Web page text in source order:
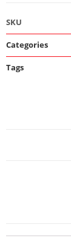
SKU
Categories
Tags